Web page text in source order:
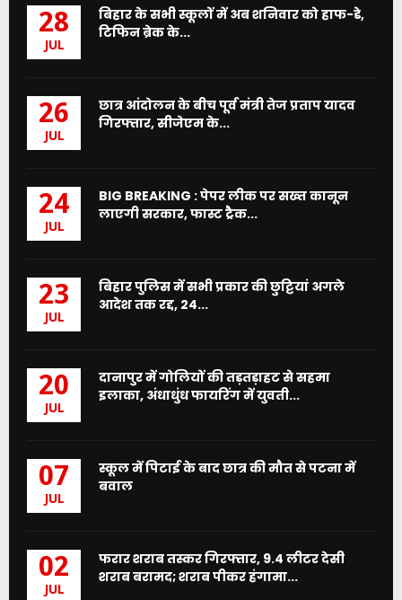
28
JUL
बिहार के सभी स्कूलों में अब शनिवार को हाफ-डे,
टिफिन ब्रेक के...
26
JUL
छात्र आंदोलन के बीच पूर्व मंत्री तेज प्रताप यादव
गिरफ्तार, सीजेएम के...
24
JUL
BIG BREAKING : पेपर लीक पर सख्त कानून
लाएगी सरकार, फास्ट ट्रैक...
23
JUL
बिहार पुलिस में सभी प्रकार की छुट्टियां अगले
आदेश तक रद्द, 24...
20
JUL
दानापुर में गोलियों की तड़तड़ाहट से सहमा
इलाका, अंधाधुंध फायरिंग में युवती...
07
JUL
स्कूल में पिटाई के बाद छात्र की मौत से पटना में
बवाल
02
JUL
फरार शराब तस्कर गिरफ्तार, 9.4 लीटर देसी
शराब बरामद; शराब पीकर हंगामा...